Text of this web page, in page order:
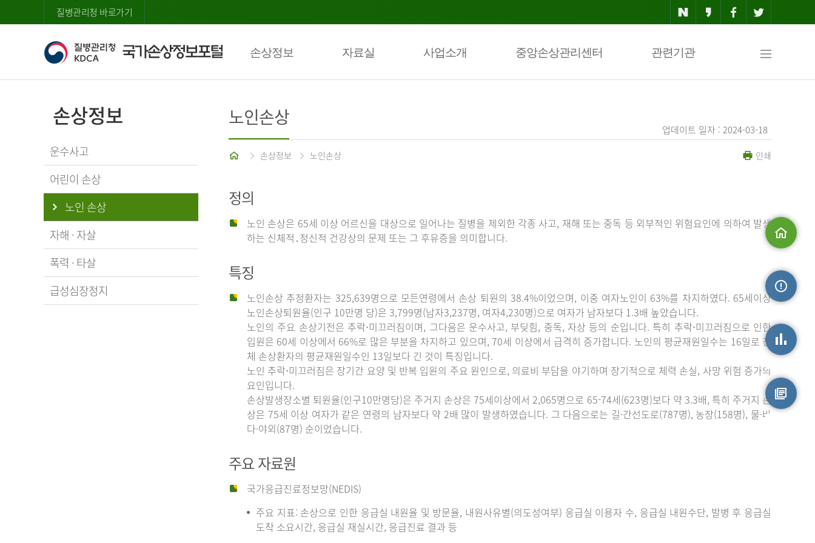
질병관리청 바로가기
손상정보 자료실 사업소개 중앙손상관리센터 관련기관
맵
손상정보
운수사고
어린이 손상
노인 손상
자해 · 자살
폭력 · 타살
급성심장정지
업데이트 일자 : 2024-03-18
노인손상
홈 손상정보 노인손상 인쇄
정의
노인 손상은 65세 이상 어르신을 대상으로 일어나는 질병을 제외한 각종 사고, 재해 또는 중독 등 외부적인 위험요인에 의하여 발생
하는 신체적․정신적 건강상의 문제 또는 그 후유증을 의미합니다.
특징
노인손상 추정환자는 325,639명으로 모든연령에서 손상 퇴원의 38.4%이었으며, 이중 여자노인이 63%를 차지하였다. 65세이상
노인손상퇴원율(인구 10만명 당)은 3,799명(남자3,237명, 여자4,230명)으로 여자가 남자보다 1.3배 높았습니다.
노인의 주요 손상기전은 추락⋅미끄러짐이며, 그다음은 운수사고, 부딪힘, 중독, 자상 등의 순입니다. 특히 추락⋅미끄러짐으로 인한
입원은 60세 이상에서 66%로 많은 부분을 차지하고 있으며, 70세 이상에서 급격히 증가합니다. 노인의 평균재원일수는 16일로 전
체 손상환자의 평균재원일수인 13일보다 긴 것이 특징입니다.
노인 추락⋅미끄러짐은 장기간 요양 및 반복 입원의 주요 원인으로, 의료비 부담을 야기하며 장기적으로 체력 손실, 사망 위험 증가의
요인입니다.
손상발생장소별 퇴원율(인구10만명당)은 주거지 손상은 75세이상에서 2,065명으로 65-74세(623명)보다 약 3.3배, 특히 주거지 손
상은 75세 이상 여자가 같은 연령의 남자보다 약 2배 많이 발생하였습니다. 그 다음으로는 길·간선도로(787명), 농장(158명), 물·바
다·야외(87명) 순이었습니다.
주요 자료원
국가응급진료정보망(NEDIS)
주요 지표: 손상으로 인한 응급실 내원율 및 방문율, 내원사유별(의도성여부) 응급실 이용자 수, 응급실 내원수단, 발병 후 응급실
도착 소요시간, 응급실 재실시간, 응급진료 결과 등
원시자료